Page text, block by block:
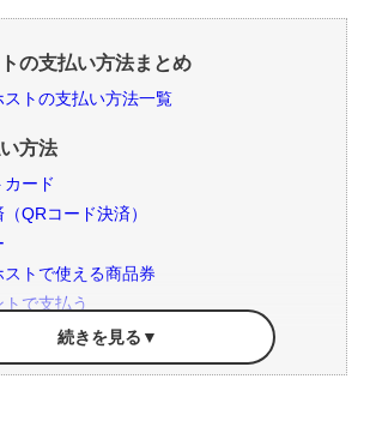
の支払い方法まとめ
ストの支払い方法一覧
方法
カード
QRコード決済）
ストで使える商品券
で支払う
ダー